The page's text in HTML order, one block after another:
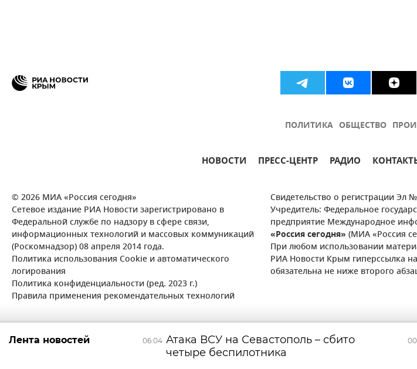
ПОЛИТИКА ОБЩЕСТВО
НОВОСТИ ПРЕСС-ЦЕНТР РАДИО
© 2026 МИА «Россия сегодня»
Сетевое издание РИА Новости зарегистрировано в
Федеральной службе по надзору в сфере связи,
информационных технологий и массовых коммуникаций
(Роскомнадзор) 08 апреля 2014 года.
Политика использования Cookie и автоматического
логирования
Политика конфиденциальности (ред. 2023 г.)
Правила применения рекомендательных технологий
Свидетельство о регистрации Эл
Учредитель: Федеральное
предприятие Международное
«Россия сегодня» (МИА «Россия
При любом использовании
РИА Новости Крым гиперссылка
обязательна не ниже второго
06:04 Атака ВСУ на Севастополь – сбито
четыре беспилотника
Лента новостей